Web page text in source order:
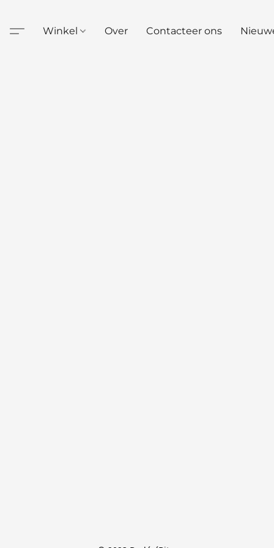
Winkel Over Contacteer ons